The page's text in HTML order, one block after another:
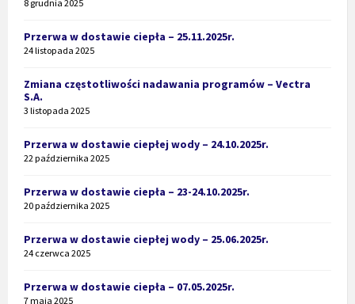
8 grudnia 2025
Przerwa w dostawie ciepła – 25.11.2025r.
24 listopada 2025
Zmiana częstotliwości nadawania programów – Vectra
S.A.
3 listopada 2025
Przerwa w dostawie ciepłej wody – 24.10.2025r.
22 października 2025
Przerwa w dostawie ciepła – 23-24.10.2025r.
20 października 2025
Przerwa w dostawie ciepłej wody – 25.06.2025r.
24 czerwca 2025
Przerwa w dostawie ciepła – 07.05.2025r.
7 maja 2025